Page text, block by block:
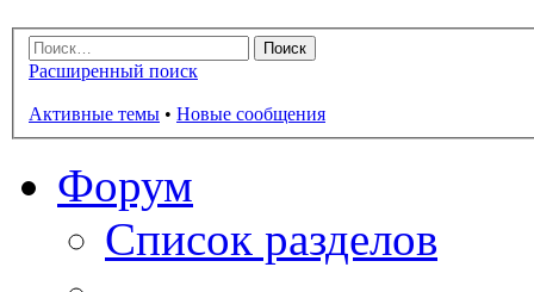
Расширенный поиск
Активные темы • Новые сообщения
Форум
Список разделов